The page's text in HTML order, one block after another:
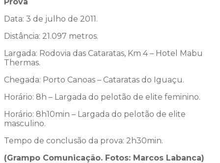
Data: 3 de julho de 2011.
Distância: 21.097 metros.
Largada: Rodovia das Cataratas, Km 4 – Hotel Mabu
Thermas.
Chegada: Porto Canoas – Cataratas do Iguaçu.
Horário: 8h – Largada do pelotão de elite feminino.
Horário: 8h10min – Largada do pelotão de elite
masculino.
Tempo de conclusão da prova: 2h30min.
(Grampo Comunicação. Fotos: Marcos Labanca)